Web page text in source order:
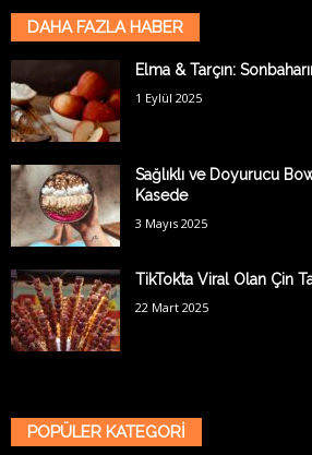
DAHA FAZLA HABER
Elma & Tarçın:
1 Eylül 2025
Sağlıklı ve Doyurucu
Kasede
3 Mayıs 2025
TikTok’ta Viral Olan Çin
22 Mart 2025
POPÜLER KATEGORİ